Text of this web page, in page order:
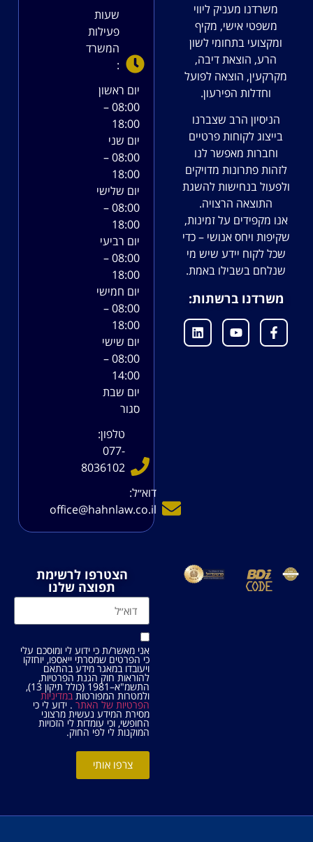
משרדנו מעניק ליווי
משפטי אישי, מקיף
ומקצועי בתחומי לשון
הרע, הוצאת דיבה,
מקרקעין, הוצאה לפועל
וחדלות הפירעון.
הניסיון הרב שצברנו
בייצוג לקוחות פרטיים
וחברות מאפשר לנו
לזהות פתרונות מדויקים
ולפעול בנחישות להשגת
התוצאה הרצויה.
אנו מקפידים על זמינות,
שקיפות ויחס אנושי – כדי
שכל לקוח יידע שיש מי
שנלחם בשבילו באמת.
משרדנו ברשתות:
שעות
פעילות
המשרד
:
יום ראשון
08:00 –
18:00
יום שני
08:00 –
18:00
יום שלישי
08:00 –
18:00
יום רביעי
08:00 –
18:00
יום חמישי
08:00 –
18:00
יום שישי
08:00 –
14:00
יום שבת
סגור
טלפון:
077-
8036102
דוא׳׳ל:
office@hahnlaw.co.il
הצטרפו לרשימת
תפוצה שלנו
אני מאשר/ת כי ידוע לי ומוסכם עלי
כי הפרטים שמסרתי ייאספו, יוחזקו
ויעובדו במאגר מידע בהתאם
להוראות חוק הגנת הפרטיות,
התשמ"א–1981 (כולל תיקון 13),
ולמטרות המפורטותבמדיניות
הפרטיות של האתר . ידוע לי כי
מסירת המידע נעשית מרצוני
החופשי, וכי עומדות לי הזכויות
המוקנות לי לפי החוק.
צרפו אותי